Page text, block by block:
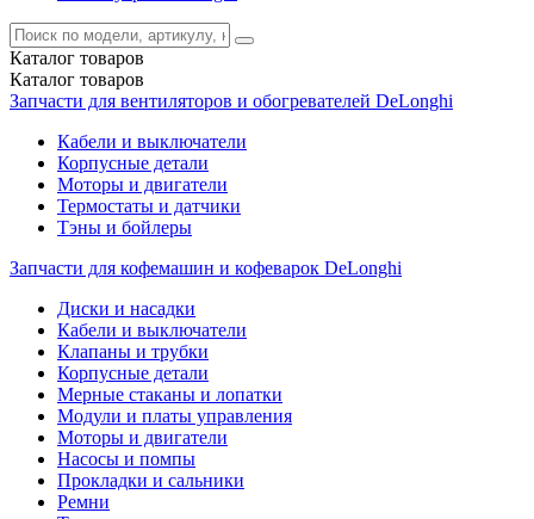
Каталог товаров
Каталог товаров
Запчасти для вентиляторов и обогревателей DeLonghi
Кабели и выключатели
Корпусные детали
Моторы и двигатели
Термостаты и датчики
Тэны и бойлеры
Запчасти для кофемашин и кофеварок DeLonghi
Диски и насадки
Кабели и выключатели
Клапаны и трубки
Корпусные детали
Мерные стаканы и лопатки
Модули и платы управления
Моторы и двигатели
Насосы и помпы
Прокладки и сальники
Ремни